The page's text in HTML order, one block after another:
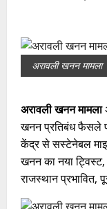
अरावली खनन मामला
अरावली खनन मामला
खनन प्रतिबंध फैसले
केंद्र से सस्टेनेबल
खनन का नया ट्विस्ट,
राजस्थान प्रभावित,